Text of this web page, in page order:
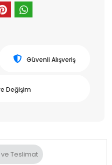
Güvenli Alışveriş
Değişim
Teslimat